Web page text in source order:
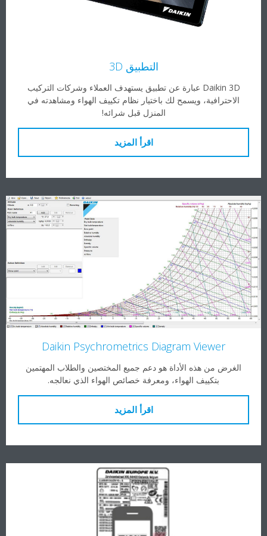
التطبيق 3D
Daikin 3D عبارة عن تطبيق يستهدف العملاء وشركات التركيب
الاحترافية، ويسمح لك باختيار نظام تكييف الهواء ومشاهدته في
المنزل قبل شرائه!
اقرأ المزيد
Daikin Psychrometrics Diagram Viewer
الغرض من هذه الأداة هو دعم جميع المختصين والطلاب المهتمين
بتكييف الهواء، ومعرفة خصائص الهواء الذي نعالجه.
اقرأ المزيد